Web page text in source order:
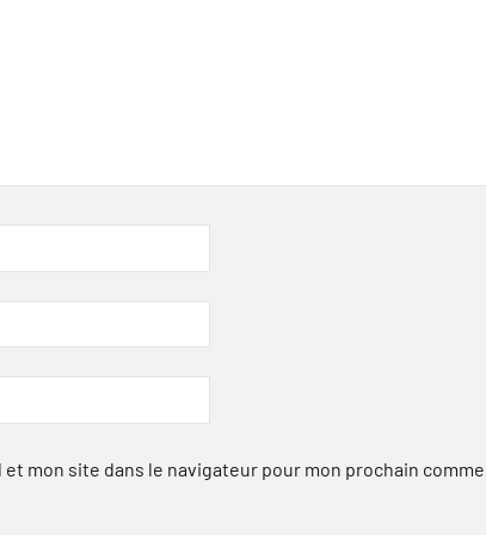
mon site dans le navigateur pour mon prochain